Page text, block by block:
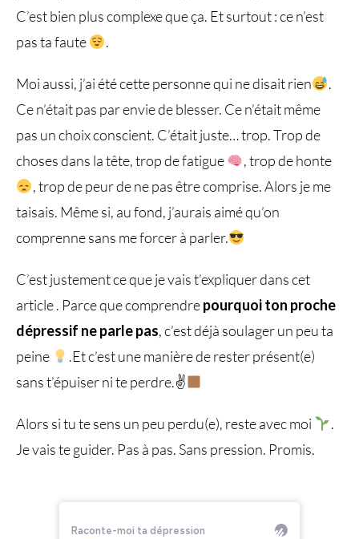
C’est bien plus complexe que ça. Et surtout : ce n’est
pas ta faute
.
Moi aussi, j’ai été cette personne qui ne disait rien
.
Ce n’était pas par envie de blesser. Ce n’était même
pas un choix conscient. C’était juste… trop. Trop de
choses dans la tête, trop de fatigue
, trop de honte
, trop de peur de ne pas être comprise. Alors je me
taisais. Même si, au fond, j’aurais aimé qu’on
comprenne sans me forcer à parler.
C’est justement ce que je vais t’expliquer dans cet
article . Parce que comprendrepourquoi ton proche
dépressif ne parle pas​, c’est déjà soulager un peu ta
peine
.Et c’est une manière de rester présent(e)
sans t’épuiser ni te perdre.✌
Alors si tu te sens un peu perdu(e), reste avec moi
.
Je vais te guider. Pas à pas. Sans pression. Promis.